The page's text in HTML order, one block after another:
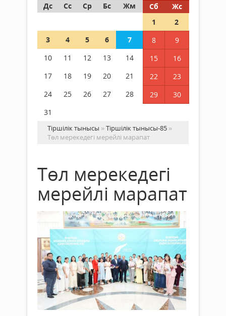
Дс
Сс Ср Бс Жм Сб
Жс
1
2
3
4 5 6 7 8
9
10
11 12 13 14 15
16
17
18 19 20 21 22
23
24
25 26 27 28 29
30
31
Тіршілік тынысы »Тіршілік тынысы-85 »
Төл мерекедегі мерейлі марапат
Төл мерекедегі
мерейлі марапат